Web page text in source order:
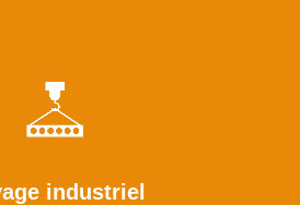
industriel